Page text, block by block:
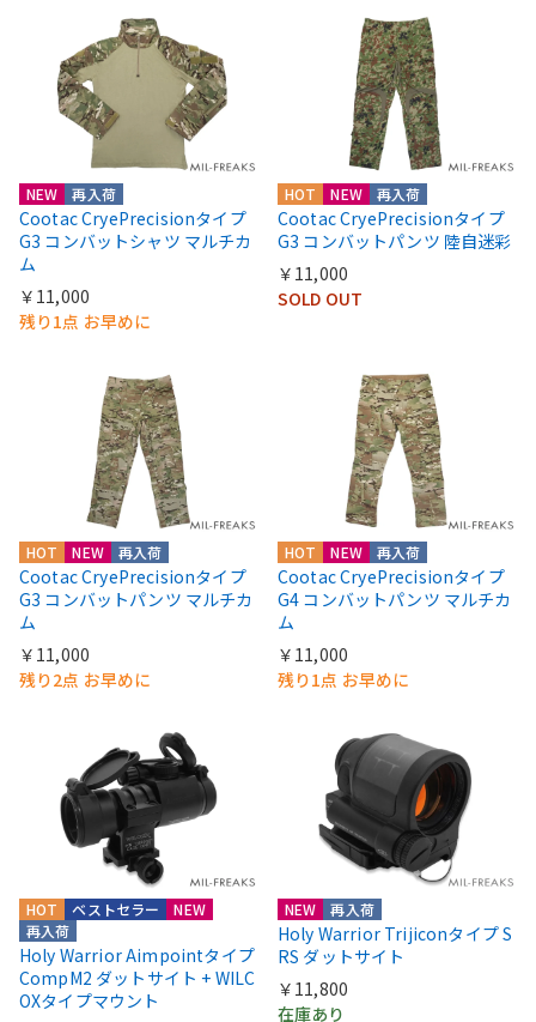
NEW 再入荷
Cootac CryePrecisionタイプ
G3 コンバットシャツ マルチカ
ム
￥11,000
残り1点 お早めに
HOT NEW 再入荷
Cootac CryePrecisionタイプ
G3 コンバットパンツ 陸自迷彩
￥11,000
SOLD OUT
HOT NEW 再入荷
Cootac CryePrecisionタイプ
G3 コンバットパンツ マルチカ
ム
￥11,000
残り2点 お早めに
HOT NEW 再入荷
Cootac CryePrecisionタイプ
G4 コンバットパンツ マルチカ
ム
￥11,000
残り1点 お早めに
HOT
NEW
再入荷
ベストセラー
Holy Warrior Aimpointタイプ
CompM2 ダットサイト + WILC
OXタイプマウント
NEW 再入荷
Holy Warrior Trijiconタイプ S
RS ダットサイト
￥11,800
在庫あり